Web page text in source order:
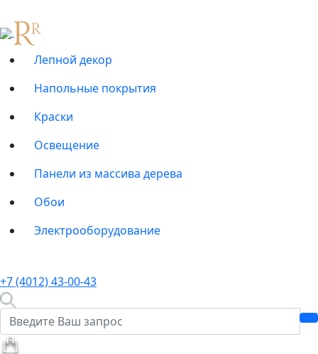
Лепной декор
Напольные покрытия
Краски
Освещение
Панели из массива дерева
Обои
Электрооборудование
+7 (4012) 43-00-43